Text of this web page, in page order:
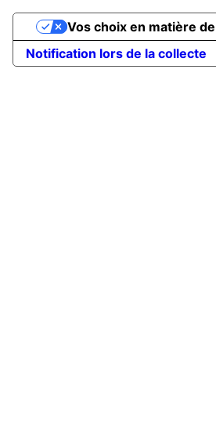
Notification lors de la collecte
Vos choix en matière